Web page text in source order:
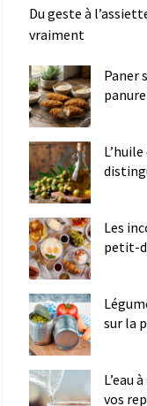
Du geste à
vraiment
Paner
Les
petit-
sur la
L’eau
vos